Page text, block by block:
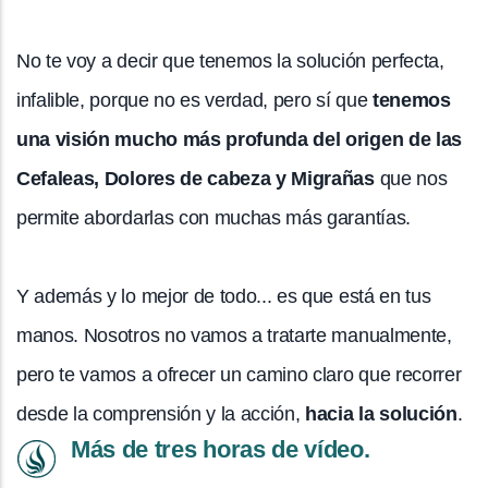
No te voy a decir que tenemos la solución perfecta,
infalible, porque no es verdad, pero sí que tenemos
una visión mucho más profunda del origen de las
Cefaleas, Dolores de cabeza y Migrañasque nos
permite abordarlas con muchas más garantías.
Y además y lo mejor de todo... es que está en tus
manos. Nosotros no vamos a tratarte manualmente,
pero te vamos a ofrecer un camino claro que recorrer
desde la comprensión y la acción, hacia la solución.
Más de tres horas de vídeo.